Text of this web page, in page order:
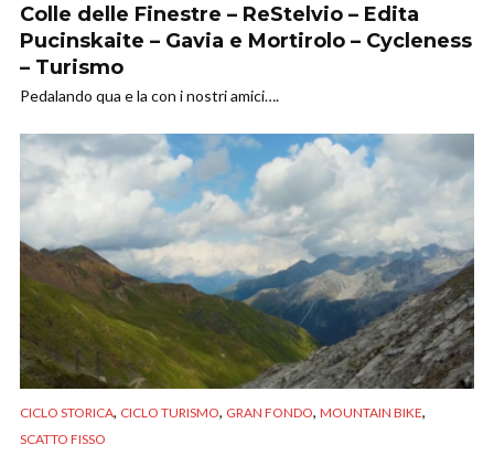
Colle delle Finestre – ReStelvio – Edita
Pucinskaite – Gavia e Mortirolo – Cycleness
– Turismo
Pedalando qua e la con i nostri amici….
CICLO STORICA, CICLO TURISMO, GRAN FONDO, MOUNTAIN BIKE,
SCATTO FISSO